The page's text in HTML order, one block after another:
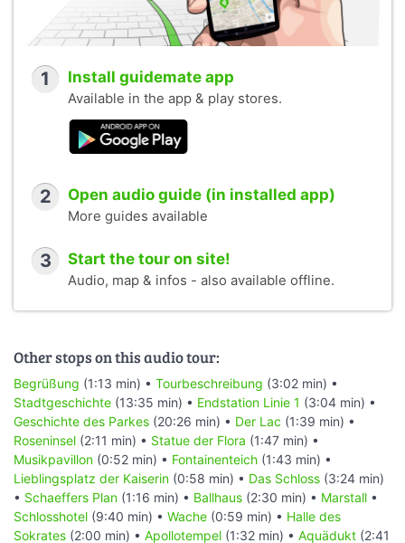
1 Install guidemate app
Available in the app & play stores.
2 Open audio guide (in installed app)
More guides available
3 Start the tour on site!
Audio, map & infos - also available offline.
Other stops on this audio tour:
Begrüßung (1:13 min) • Tourbeschreibung (3:02 min) •
Stadtgeschichte (13:35 min) • Endstation Linie 1 (3:04 min) •
Geschichte des Parkes (20:26 min) • Der Lac (1:39 min) •
Roseninsel (2:11 min) • Statue der Flora (1:47 min) •
Musikpavillon (0:52 min) • Fontainenteich (1:43 min) •
Lieblingsplatz der Kaiserin (0:58 min) • Das Schloss (3:24 min)
• Schaeffers Plan (1:16 min) • Ballhaus (2:30 min) • Marstall •
Schlosshotel (9:40 min) • Wache (0:59 min) • Halle des
Sokrates (2:00 min) • Apollotempel (1:32 min) • Aquädukt (2:41